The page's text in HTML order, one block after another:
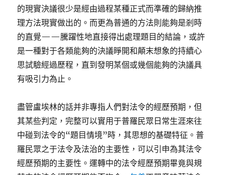
的現實決議很少是經由過程某種正式而準確的歸納推
理方法現實做出的。而更為普通的方法則能夠是剎時
的直覺——騰躍性地直接得出處理題目的結論，或許
是一種對于各類能夠的決議睜開和顛末想象的持續心
思試驗經過歷程，直到發明某個或幾個能夠的決議具
有吸引力為止。
盡管盧埃林的話并非專指人們對法令的經歷預期，但
其某些判定，完整可以實用于普羅民眾日常生涯來往
中碰到法令的“題目情境”時，其思想的基礎特征。普
羅民眾之于法令及法治的主要性，可以引申為其法令
經歷預期的主要性。運轉中的法令經歷預期畢竟與規